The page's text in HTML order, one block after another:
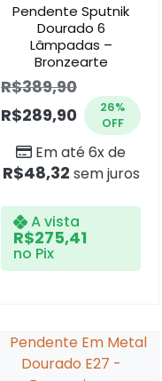
Pendente Sputnik
Dourado 6
Lâmpadas –
Bronzearte
R$389,90
R$289,90
26%
OFF
Em até 6x de
R$48,32 sem juros
A vista
R$275,41
no Pix